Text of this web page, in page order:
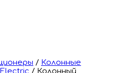
/ Колонные
/ Колонный